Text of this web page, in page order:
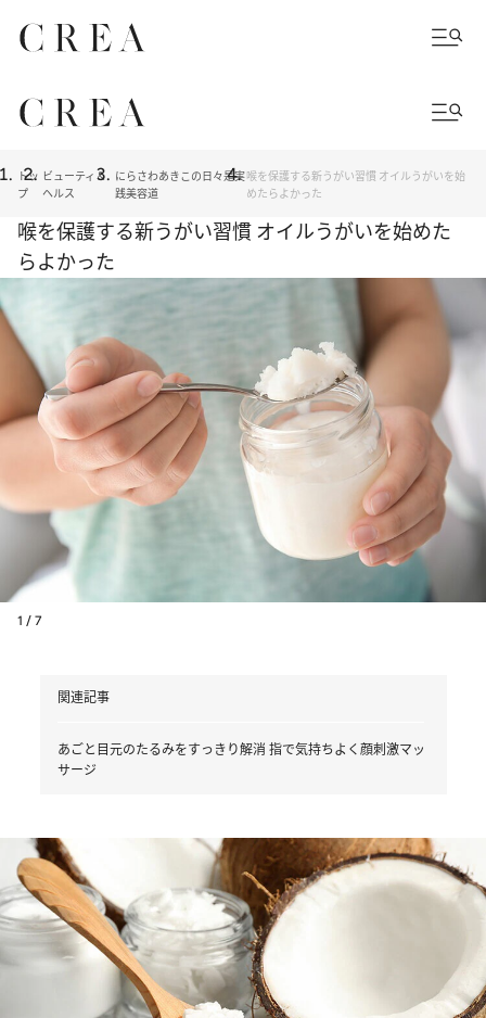
トッ
プ
ビューティ＆
ヘルス
にらさわあきこの日々是実
践美容道
喉を保護する新うがい習慣 オイルうがいを始
めたらよかった
喉を保護する新うがい習慣 オイルうがいを始めた
らよかった
1 / 7
関連記事
あごと目元のたるみをすっきり解消 指で気持ちよく顔刺激マッ
サージ